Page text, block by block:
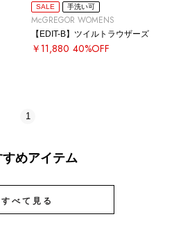
SALE 手洗い可
McGREGOR WOMENS
【EDIT-B】ツイルトラウザーズ
￥11,880 40%OFF
1
すめアイテム
すべて見る